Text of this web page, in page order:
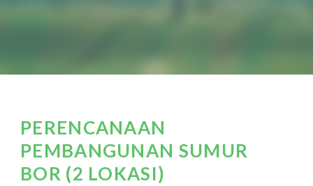
PERENCANAAN
PEMBANGUNAN SUMUR
BOR (2 LOKASI)